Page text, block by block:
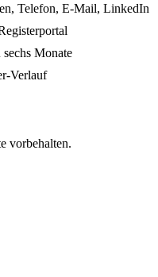
Telefon, E-Mail, LinkedIn
Monate
Verlauf
vorbehalten.